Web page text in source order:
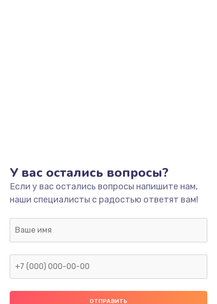
Замена/Pемонт карбюратора
1300 руб.
Заказать
Ремонт капиллярной трубки
400 руб.
У вас остались вопросы?
Если у вас остались вопросы напишите нам,
наши специалисты с радостью ответят вам!